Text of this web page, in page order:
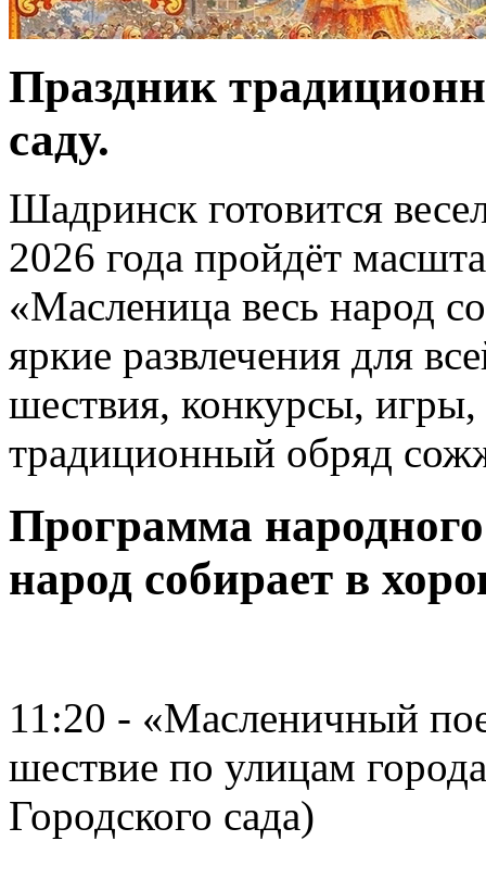
Праздник
саду.
Шадринск готовится
2026 года пройдёт
«Масленица весь народ
яркие развлечения для
шествия, конкурсы,
традиционный обряд
Программа
народ собирает в
11:20 - «Масленичный
шествие по улицам
Городского сада)